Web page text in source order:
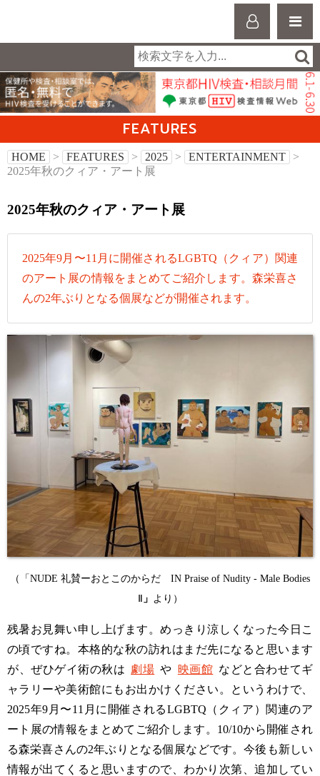
FEATURES
HOME > FEATURES > 2025 > ENTERTAINMENT
>
2025年秋のクィア・アート展
2025年秋のクィア・アート展
2025年9月〜11月に開催されるLGBTQ（クィア）関連
のアート展の情報をまとめてご紹介します。森栄喜さ
んの2年ぶりとなる個展などが開催されます。
（「NUDE 礼賛ーおとこのからだ IN Praise of Nudity - Male Bodies
Ⅱ 」 より）
残暑お見舞い申し上げます。めっきり涼しくなった今日こ
の頃ですね。本格的な秋の訪れはまだ先になると思います
が、ぜひゲイ術の秋は 劇場 や 映画館 などと合わせてギ
ャラリーや美術館にもお出かけください。というわけで、
2025年9月〜11月に開催されるLGBTQ（クィア）関連のア
ート展の情報をまとめてご紹介します。10/10から開催され
る森栄喜さんの2年ぶりとなる個展などです。今後も新しい
情報が出てくると思いますので、わかり次第、追加してい